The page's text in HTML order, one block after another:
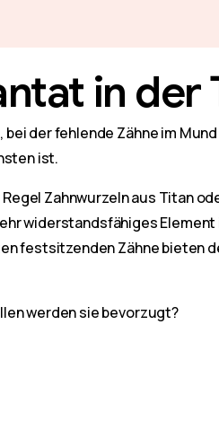
in der
der fehlende Zähne im
ist.
Zahnwurzeln aus Titan
widerstandsfähiges
festsitzenden Zähne bieten
werden sie bevorzugt?